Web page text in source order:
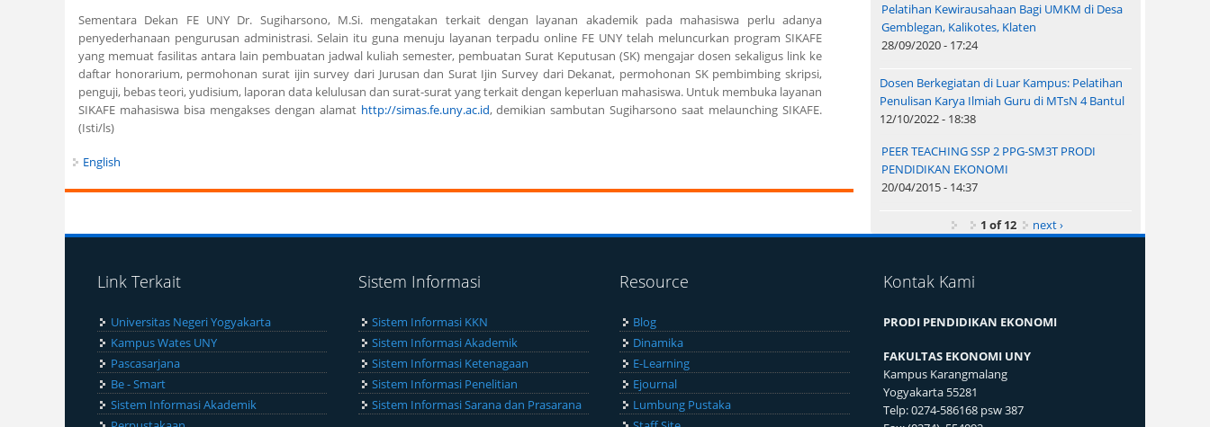
Sementara Dekan FE UNY Dr. Sugiharsono, M.Si. mengatakan terkait dengan layanan akademik pada mahasiswa perlu adanya
penyederhanaan pengurusan administrasi. Selain itu guna menuju layanan terpadu online FE UNY telah meluncurkan program SIKAFE
yang memuat fasilitas antara lain pembuatan jadwal kuliah semester, pembuatan Surat Keputusan (SK) mengajar dosen sekaligus link ke
daftar honorarium, permohonan surat ijin survey dari Jurusan dan Surat Ijin Survey dari Dekanat, permohonan SK pembimbing skripsi,
penguji, bebas teori, yudisium, laporan data kelulusan dan surat-surat yang terkait dengan keperluan mahasiswa. Untuk membuka layanan
SIKAFE mahasiswa bisa mengakses dengan alamat http://simas.fe.uny.ac.id, demikian sambutan Sugiharsono saat melaunching SIKAFE.
(Isti/ls)
English
Pelatihan Kewirausahaan Bagi UMKM di Desa
Gemblegan, Kalikotes, Klaten
28/09/2020 - 17:24
Dosen Berkegiatan di Luar Kampus: Pelatihan
Penulisan Karya Ilmiah Guru di MTsN 4 Bantul
12/10/2022 - 18:38
PEER TEACHING SSP 2 PPG-SM3T PRODI
PENDIDIKAN EKONOMI
20/04/2015 - 14:37
1 of 12 next ›
Link Terkait
Universitas Negeri Yogyakarta
Kampus Wates UNY
Pascasarjana
Be - Smart
Sistem Informasi Akademik
Sistem Informasi
Sistem Informasi KKN
Sistem Informasi Akademik
Sistem Informasi Ketenagaan
Sistem Informasi Penelitian
Sistem Informasi Sarana dan Prasarana
Resource
Blog
Dinamika
E-Learning
Ejournal
Lumbung Pustaka
Kontak Kami
PRODI PENDIDIKAN EKONOMI
FAKULTAS EKONOMI UNY
Kampus Karangmalang
Yogyakarta 55281
Telp: 0274-586168 psw 387